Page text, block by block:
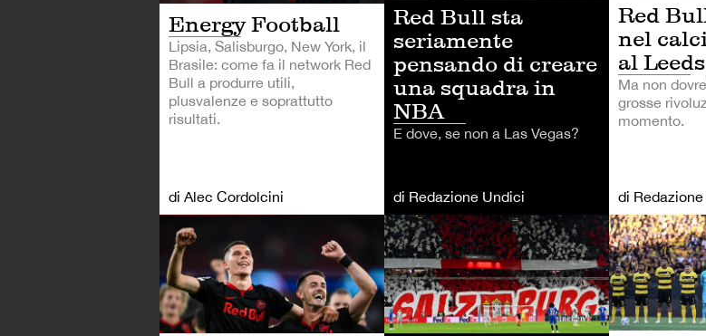
Energy Football
Lipsia, Salisburgo, New York, il
Brasile: come fa il network Red
Bull a produrre utili,
plusvalenze e soprattutto
risultati.
di Alec Cordolcini
Red Bull sta
seriamente
pensando di creare
una squadra in
NBA
E dove, se non a Las Vegas?
di Redazione Undici
Red
nel
al
Ma non
grosse
momento.
di
CALCIO CALCIO